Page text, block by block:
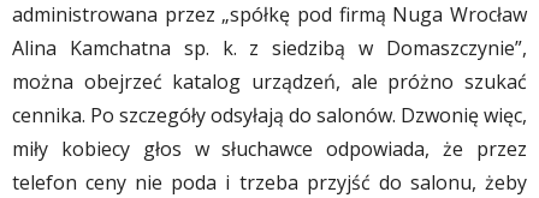
administrowana przez „spółkę pod firmą Nuga Wrocław
Alina Kamchatna sp. k. z siedzibą w Domaszczynie”,
można obejrzeć katalog urządzeń, ale próżno szukać
cennika. Po szczegóły odsyłają do salonów. Dzwonię więc,
miły kobiecy głos w słuchawce odpowiada, że przez
telefon ceny nie poda i trzeba przyjść do salonu, żeby